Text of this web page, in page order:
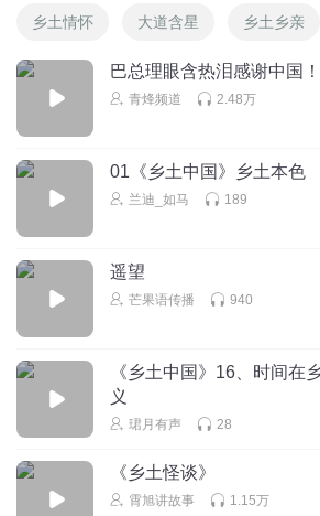
乡土情怀 大道含星 乡土乡亲
巴总理眼含热泪感谢中国！
青烽频道 2.48万
01《乡土中国》乡土本色
兰迪_如马 189
遥望
芒果语传播 940
《乡土中国》16、时间在
义
珺月有声 28
《乡土怪谈》
霄旭讲故事 1.15万